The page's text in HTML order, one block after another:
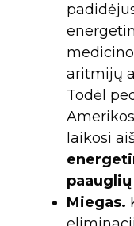
aritmijų
Todėl
laikosi
Miegas.